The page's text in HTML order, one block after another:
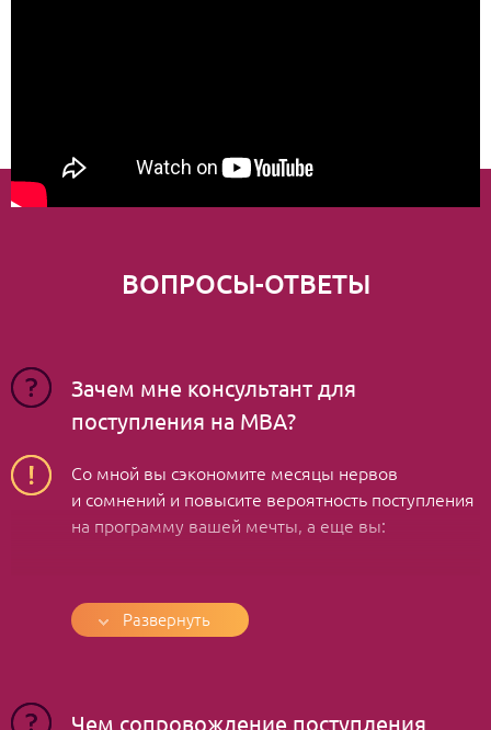
ВОПРОСЫ-ОТВЕТЫ
Зачем мне консультант для
поступления на MBA?
Со мной вы сэкономите месяцы нервов
и сомнений и повысите вероятность поступления
на программу вашей мечты, а еще вы:
программы и в какие раунды поступать
Развернуть
Чем сопровождение поступления